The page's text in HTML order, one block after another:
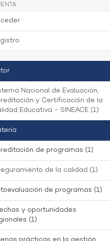
Nacional de Evaluación,
y Certificación de la
Educativa - SINEACE (1)
de programas (1)
de la calidad (1)
de programas (1)
y oportunidades
(1)